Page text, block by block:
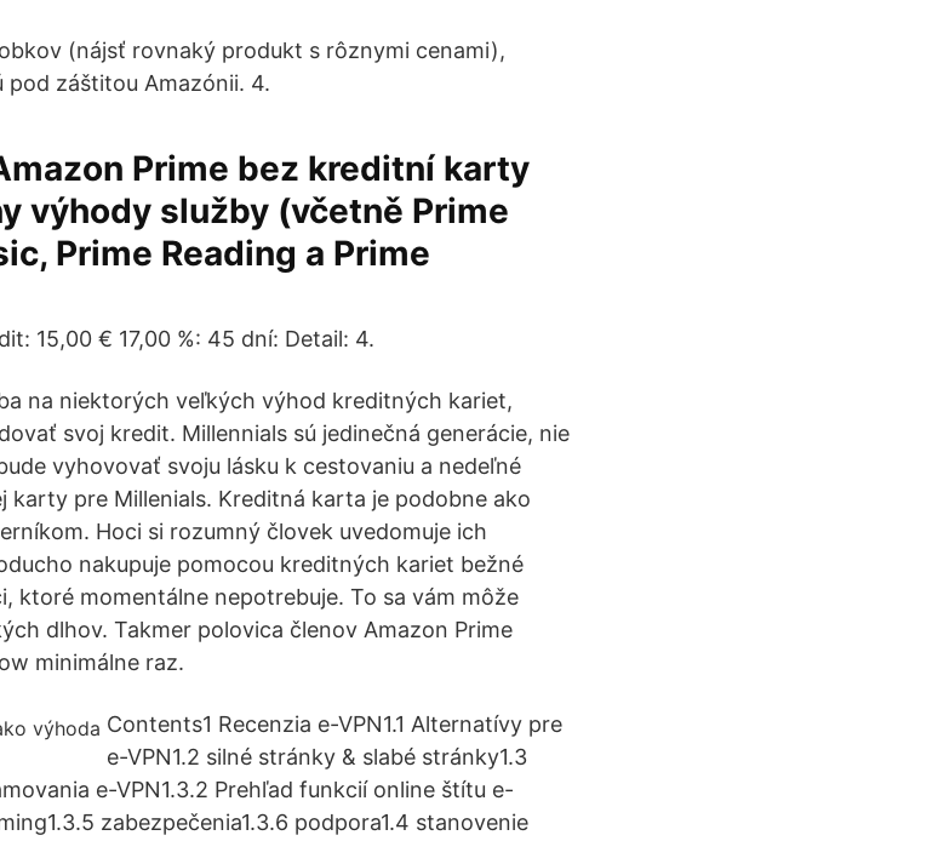
(nájsť rovnaký produkt s rôznymi cenami),
záštitou Amazónii. 4.
Prime bez kreditní karty
výhody služby (včetně Prime
Prime Reading a Prime
15,00 € 17,00 %: 45 dní: Detail: 4.
na niektorých veľkých výhod kreditných kariet,
svoj kredit. Millennials sú jedinečná generácie, nie
vyhovovať svoju lásku k cestovaniu a nedeľné
karty pre Millenials. Kreditná karta je podobne ako
Hoci si rozumný človek uvedomuje ich
nakupuje pomocou kreditných kariet bežné
ktoré momentálne nepotrebuje. To sa vám môže
dlhov. Takmer polovica členov Amazon Prime
minimálne raz.
Contents1 Recenzia e-VPN1.1 Alternatívy pre
e-VPN1.2 silné stránky & slabé stránky1.3
e-VPN1.3.2 Prehľad funkcií online štítu e-
zabezpečenia1.3.6 podpora1.4 stanovenie